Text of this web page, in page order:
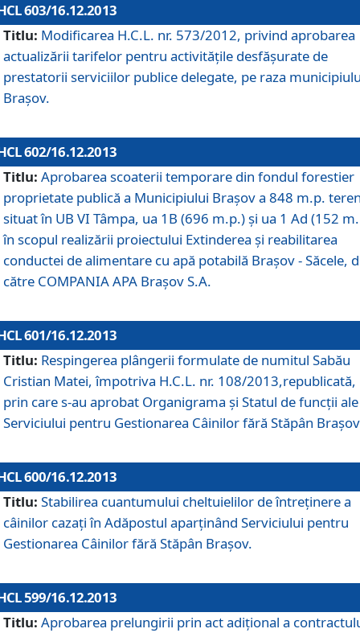
603/16.12.2013
Titlu: Modificarea H.C.L. nr. 573/2012, privind aprobarea
actualizării tarifelor pentru activităţile desfăşurate de
prestatorii serviciilor publice delegate, pe raza
Braşov.
602/16.12.2013
Titlu: Aprobarea scoaterii temporare din fondul forestier
proprietate publică a Municipiului Braşov a 848 m.p.
situat în UB VI Tâmpa, ua 1B (696 m.p.) şi ua 1 Ad (152
în scopul realizării proiectului Extinderea şi reabilitarea
conductei de alimentare cu apă potabilă Braşov - Săcele,
către COMPANIA APA Braşov S.A.
601/16.12.2013
Titlu: Respingerea plângerii formulate de numitul Sabău
Cristian Matei, împotriva H.C.L. nr. 108/2013,republicată,
prin care s-au aprobat Organigrama şi Statul de funcţii ale
Serviciului pentru Gestionarea Câinilor fără Stăpân
600/16.12.2013
Titlu: Stabilirea cuantumului cheltuielilor de întreţinere a
câinilor cazaţi în Adăpostul aparţinând Serviciului pentru
Gestionarea Câinilor fără Stăpân Braşov.
599/16.12.2013
Titlu: Aprobarea prelungirii prin act adiţional a